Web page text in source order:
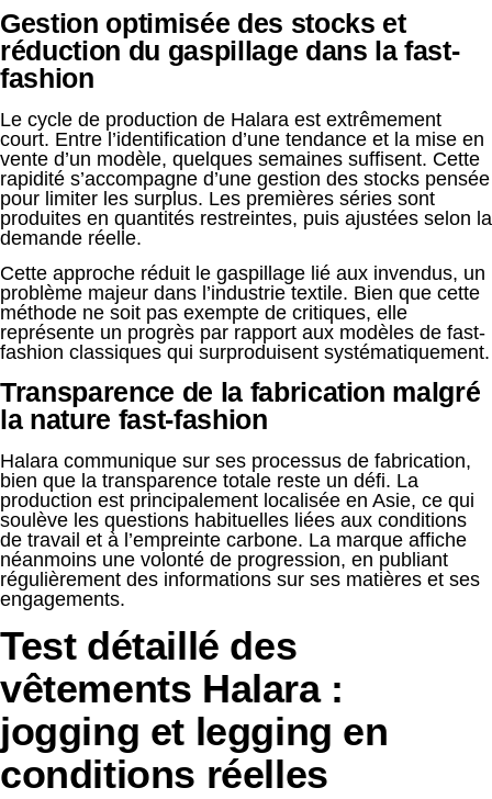
Gestion optimisée des stocks et
réduction du gaspillage dans la fast-
fashion
Le cycle de production de Halara est extrêmement
court. Entre l’identification d’une tendance et la mise en
vente d’un modèle, quelques semaines suffisent. Cette
rapidité s’accompagne d’une gestion des stocks pensée
pour limiter les surplus. Les premières séries sont
produites en quantités restreintes, puis ajustées selon la
demande réelle.
Cette approche réduit le gaspillage lié aux invendus, un
problème majeur dans l’industrie textile. Bien que cette
méthode ne soit pas exempte de critiques, elle
représente un progrès par rapport aux modèles de fast-
fashion classiques qui surproduisent systématiquement.
Transparence de la fabrication malgré
la nature fast-fashion
Halara communique sur ses processus de fabrication,
bien que la transparence totale reste un défi. La
production est principalement localisée en Asie, ce qui
soulève les questions habituelles liées aux conditions
de travail et à l’empreinte carbone. La marque affiche
néanmoins une volonté de progression, en publiant
régulièrement des informations sur ses matières et ses
engagements.
Test détaillé des
vêtements Halara :
jogging et legging en
conditions réelles